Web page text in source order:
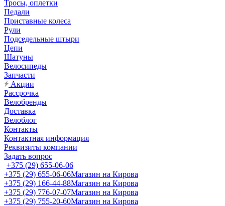
Тросы, оплетки
Педали
Приставные колеса
Рули
Подседельные штыри
Цепи
Шатуны
Велосипеды
Запчасти
Акции
Рассрочка
Велобренды
Доставка
Велоблог
Контакты
Контактная информация
Реквизиты компании
Задать вопрос
+375 (29) 655-06-06
+375 (29) 655-06-06Магазин на Кирова
+375 (29) 166-44-88Магазин на Кирова
+375 (29) 776-07-07Магазин на Кирова
+375 (29) 755-20-60Магазин на Кирова